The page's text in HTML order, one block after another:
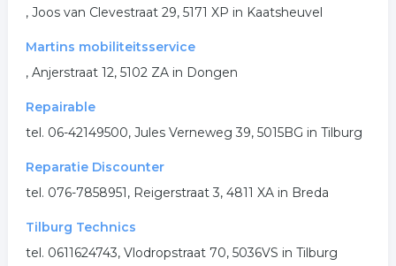
, Joos van Clevestraat 29, 5171 XP in Kaatsheuvel
Martins mobiliteitsservice
, Anjerstraat 12, 5102 ZA in Dongen
Repairable
tel. 06-42149500, Jules Verneweg 39, 5015BG in Tilburg
Reparatie Discounter
tel. 076-7858951, Reigerstraat 3, 4811 XA in Breda
Tilburg Technics
tel. 0611624743, Vlodropstraat 70, 5036VS in Tilburg